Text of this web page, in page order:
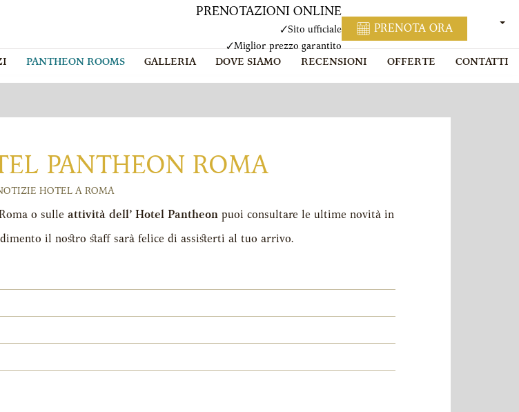
PRENOTAZIONI ONLINE
✓Sito ufficiale
✓Miglior prezzo garantito
PRENOTA ORA
PANTHEON ROOMS GALLERIA DOVE SIAMO RECENSIONI OFFERTE CONTATTI
PANTHEON ROMA
HOTEL A ROMA
o sulle attività dell’ Hotel Pantheon puoi consultare le ultime novità in
il nostro staff sarà felice di assisterti al tuo arrivo.